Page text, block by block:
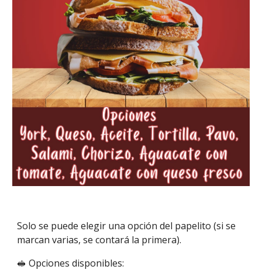
Solo se puede elegir una opción del papelito (si se
marcan varias, se contará la primera).
🥪 Opciones disponibles: